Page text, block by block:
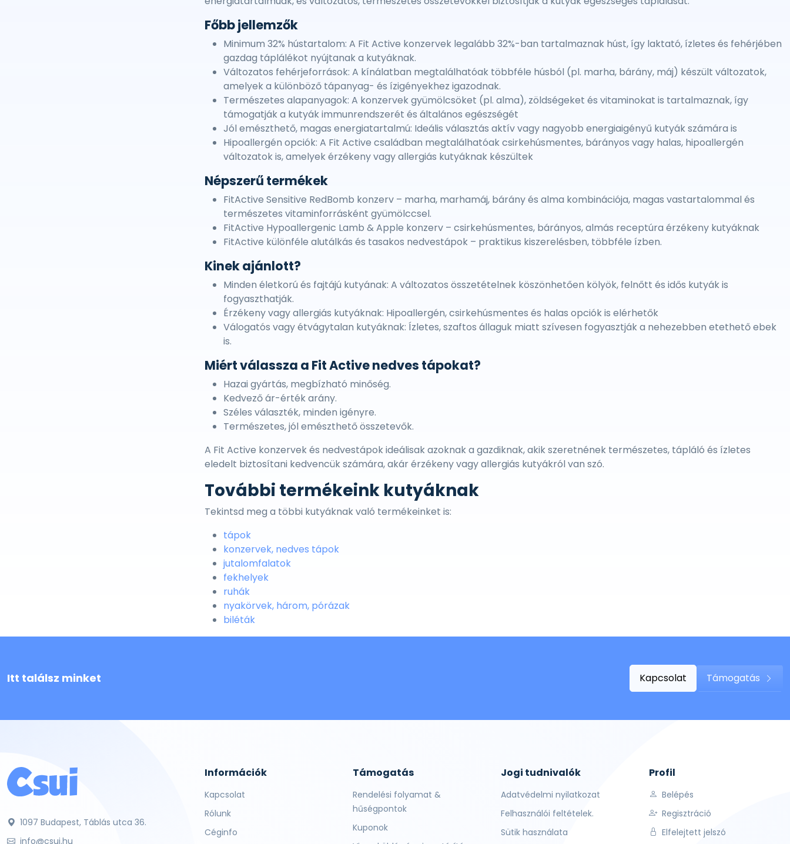
Főbb jellemzők
Minimum 32% hústartalom: A Fit Active konzervek legalább 32%-ban tartalmaznak húst, így laktató, ízletes és fehérjében
gazdag táplálékot nyújtanak a kutyáknak.
Változatos fehérjeforrások: A kínálatban megtalálhatóak többféle húsból (pl. marha, bárány, máj) készült változatok,
amelyek a különböző tápanyag- és ízigényekhez igazodnak.
Természetes alapanyagok: A konzervek gyümölcsöket (pl. alma), zöldségeket és vitaminokat is tartalmaznak, így
támogatják a kutyák immunrendszerét és általános egészségét
Jól emészthető, magas energiatartalmú: Ideális választás aktív vagy nagyobb energiaigényű kutyák számára is
Hipoallergén opciók: A Fit Active családban megtalálhatóak csirkehúsmentes, bárányos vagy halas, hipoallergén
változatok is, amelyek érzékeny vagy allergiás kutyáknak készültek
Népszerű termékek
FitActive Sensitive RedBomb konzerv – marha, marhamáj, bárány és alma kombinációja, magas vastartalommal és
természetes vitaminforrásként gyümölccsel.
FitActive Hypoallergenic Lamb & Apple konzerv – csirkehúsmentes, bárányos, almás receptúra érzékeny kutyáknak
FitActive különféle alutálkás és tasakos nedvestápok – praktikus kiszerelésben, többféle ízben.
Kinek ajánlott?
Minden életkorú és fajtájú kutyának: A változatos összetételnek köszönhetően kölyök, felnőtt és idős kutyák is
fogyaszthatják.
Érzékeny vagy allergiás kutyáknak: Hipoallergén, csirkehúsmentes és halas opciók is elérhetők
Válogatós vagy étvágytalan kutyáknak: Ízletes, szaftos állaguk miatt szívesen fogyasztják a nehezebben etethető ebek
is.
Miért válassza a Fit Active nedves tápokat?
Hazai gyártás, megbízható minőség.
Kedvező ár-érték arány.
Széles választék, minden igényre.
Természetes, jól emészthető összetevők.
A Fit Active konzervek és nedvestápok ideálisak azoknak a gazdiknak, akik szeretnének természetes, tápláló és ízletes
eledelt biztosítani kedvencük számára, akár érzékeny vagy allergiás kutyákról van szó.
További termékeink kutyáknak
Tekintsd meg a többi kutyáknak való termékeinket is:
tápok
konzervek, nedves tápok
jutalomfalatok
fekhelyek
ruhák
nyakörvek, három, pórázak
biléták
Itt találsz minket Kapcsolat Támogatás
1097 Budapest, Táblás utca 36.
info@csui.hu
Információk
Kapcsolat
Rólunk
Céginfo
Támogatás
Rendelési folyamat &
hűségpontok
Kuponok
Jogi tudnivalók
Adatvédelmi nyilatkozat
Felhasználói feltételek.
Sütik használata
Profil
Belépés
Regisztráció
Elfelejtett jelszó